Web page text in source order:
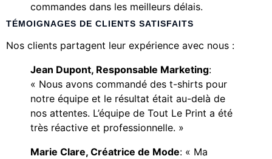
commandes dans les meilleurs délais.
TÉMOIGNAGES DE CLIENTS SATISFAITS
Nos clients partagent leur expérience avec nous :
Jean Dupont, Responsable Marketing:
« Nous avons commandé des t-shirts pour
notre équipe et le résultat était au-delà de
nos attentes. L’équipe de Tout Le Print a été
très réactive et professionnelle. »
Marie Clare, Créatrice de Mode: « Ma